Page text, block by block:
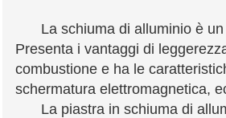
La schiuma di alluminio è
Presenta i vantaggi di
combustione e ha le
schermatura elettromagnetica,
La piastra in schiuma di